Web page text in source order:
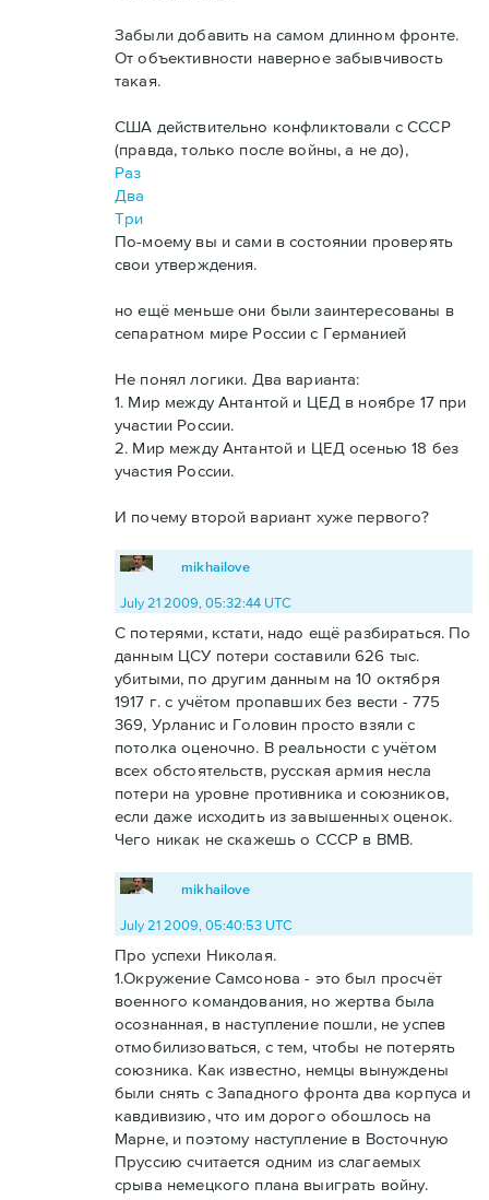
Забыли добавить на самом длинном фронте.
От объективности наверное забывчивость
такая.
США действительно конфликтовали с СССР
(правда, только после войны, а не до),
Раз
Два
Три
По-моему вы и сами в состоянии проверять
свои утверждения.
но ещё меньше они были заинтересованы в
сепаратном мире России с Германией
Не понял логики. Два варианта:
1. Мир между Антантой и ЦЕД в ноябре 17 при
участии России.
2. Мир между Антантой и ЦЕД осенью 18 без
участия России.
И почему второй вариант хуже первого?
mikhailove
July 21 2009, 05:32:44 UTC
С потерями, кстати, надо ещё разбираться. По
данным ЦСУ потери составили 626 тыс.
убитыми, по другим данным на 10 октября
1917 г. с учётом пропавших без вести - 775
369, Урланис и Головин просто взяли с
потолка оценочно. В реальности с учётом
всех обстоятельств, русская армия несла
потери на уровне противника и союзников,
если даже исходить из завышенных оценок.
Чего никак не скажешь о СССР в ВМВ.
mikhailove
July 21 2009, 05:40:53 UTC
Про успехи Николая.
1.Окружение Самсонова - это был просчёт
военного командования, но жертва была
осознанная, в наступление пошли, не успев
отмобилизоваться, с тем, чтобы не потерять
союзника. Как известно, немцы вынуждены
были снять с Западного фронта два корпуса и
кавдивизию, что им дорого обошлось на
Марне, и поэтому наступление в Восточную
Пруссию считается одним из слагаемых
срыва немецкого плана выиграть войну.